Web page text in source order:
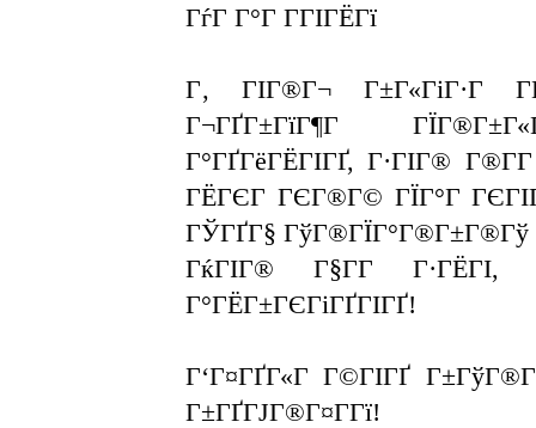
ГѓГ Г°Г Г­ГІГЁГї
Г‚ ГІГ®Г¬ Г±Г«ГіГ·Г
Г¬ГҐГ±ГїГ¶Г
Г°ГҐГёГЁГІГҐ, Г·ГІГ®
ГЁГЄГ ГЄГ®Г© ГЇГ°Г
ГЎГҐГ§ ГўГ®ГЇГ°Г®Г±Г®Гў
ГќГІГ® Г§Г­Г Г·ГЁГІ,
Г°ГЁГ±ГЄГіГҐГІГҐ!
Г‘Г¤ГҐГ«Г Г©ГІГҐ
Г±ГҐГЈГ®Г¤Г­Гї!